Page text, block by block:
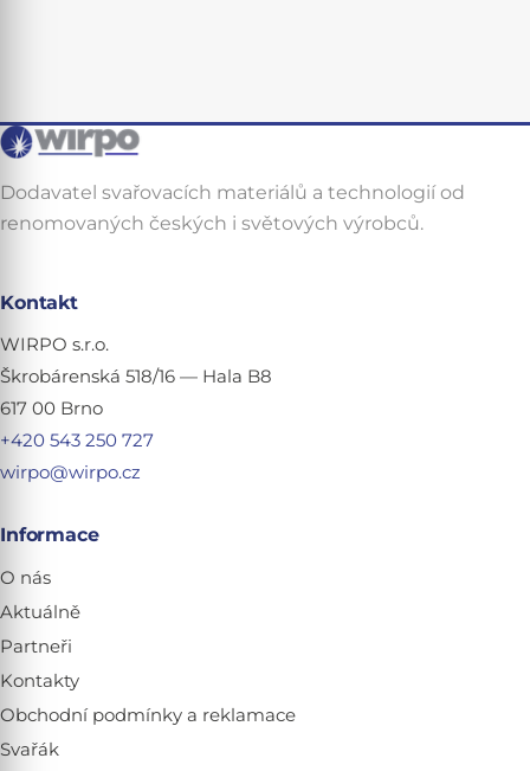
Dodavatel svařovacích materiálů a technologií od
renomovaných českých i světových výrobců.
Kontakt
WIRPO s.r.o.
Škrobárenská 518/16 — Hala B8
617 00 Brno
+420 543 250 727
wirpo@wirpo.cz
Informace
O nás
Aktuálně
Partneři
Kontakty
Obchodní podmínky a reklamace
Svařák